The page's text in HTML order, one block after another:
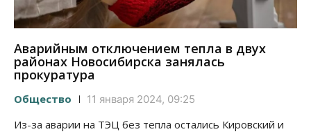
Аварийным отключением тепла в двух
районах Новосибирска занялась
прокуратура
Общество 11 января 2024, 09:25
Из-за аварии на ТЭЦ без тепла остались Кировский и